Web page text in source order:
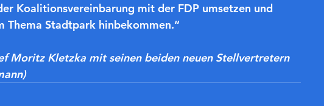
Koalitionsvereinbarung mit der FDP umsetzen und
Thema Stadtpark hinbekommen.“
Moritz Kletzka mit seinen beiden neuen Stellvertretern